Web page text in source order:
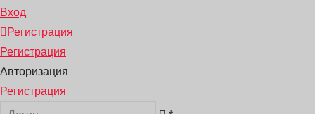
Вход
Регистрация
Регистрация
Авторизация
Регистрация